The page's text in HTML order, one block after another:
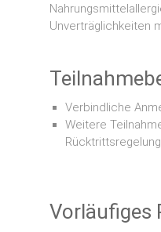
Unverträglichkeiten
Verbindliche
Weitere
Vorläufiges